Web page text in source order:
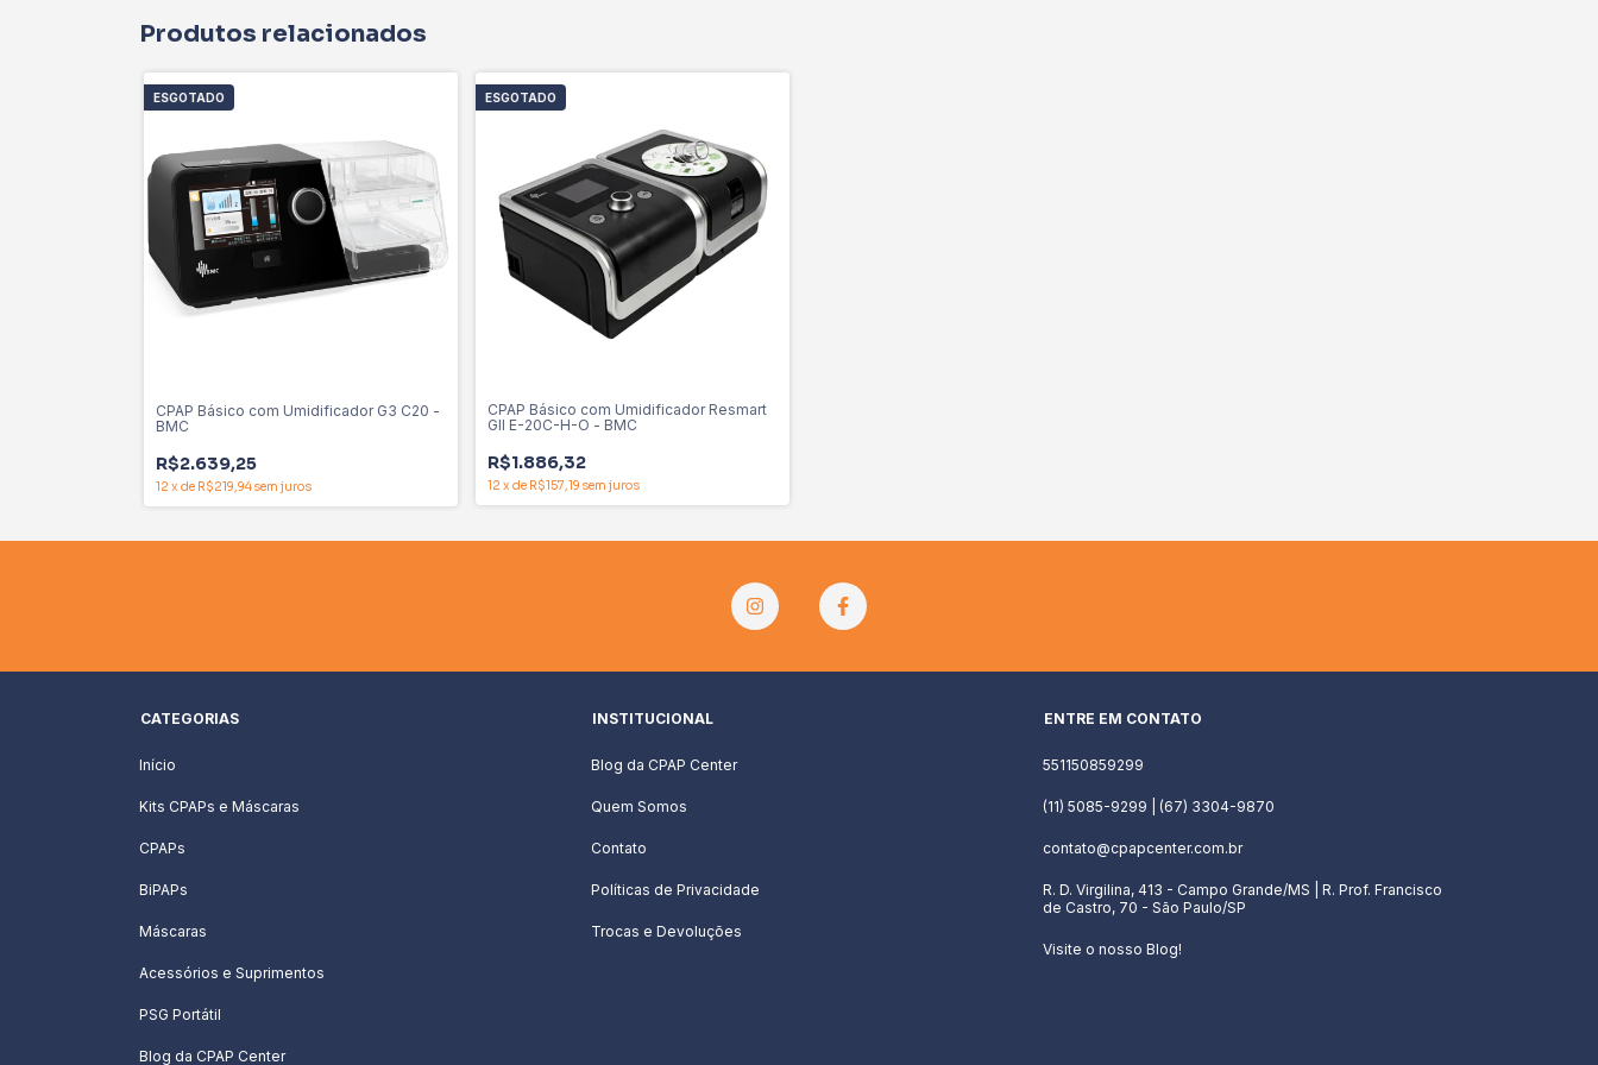
Produtos relacionados
ESGOTADO
CPAP Básico com Umidificador G3 C20 -
BMC
R$2.639,25
12 x de R$219,94sem juros
ESGOTADO
CPAP Básico com Umidificador Resmart
GII E-20C-H-O - BMC
R$1.886,32
12 x de R$157,19 sem juros
CATEGORIAS
Início
Kits CPAPs e Máscaras
CPAPs
BiPAPs
Máscaras
Acessórios e Suprimentos
PSG Portátil
Blog da CPAP Center
INSTITUCIONAL
Blog da CPAP Center
Quem Somos
Contato
Políticas de Privacidade
Trocas e Devoluções
ENTRE EM CONTATO
551150859299
(11) 5085-9299 | (67) 3304-9870
contato@cpapcenter.com.br
R. D. Virgilina, 413 - Campo Grande/MS | R. Prof. Francisco
de Castro, 70 - São Paulo/SP
Visite o nosso Blog!